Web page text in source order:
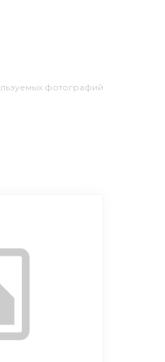
фотографий